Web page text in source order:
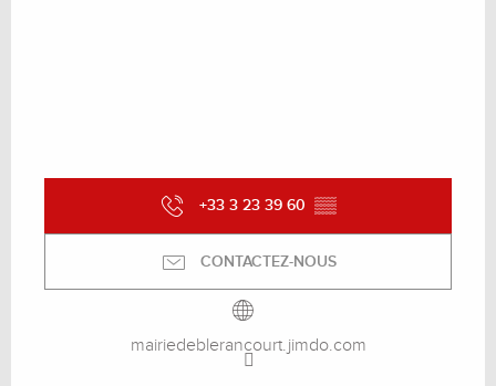
+33 3 23 39 60 ▒▒
CONTACTEZ-NOUS
mairiedeblerancourt.jimdo.com